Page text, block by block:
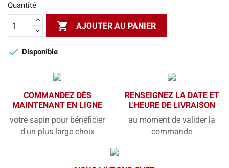
Quantité
 AJOUTER AU PANIER
 Disponible
COMMANDEZ DÈS
MAINTENANT EN LIGNE
votre sapin pour bénéficier
d'un plus large choix
RENSEIGNEZ LA DATE ET
L'HEURE DE LIVRAISON
au moment de valider la
commande